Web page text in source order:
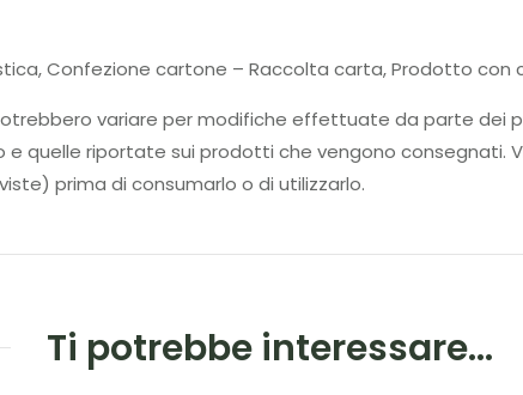
Confezione cartone – Raccolta carta, Prodotto con
variare per modifiche effettuate da parte
quelle riportate sui prodotti che vengono consegnati.
prima di consumarlo o di utilizzarlo.
Ti potrebbe interessare…